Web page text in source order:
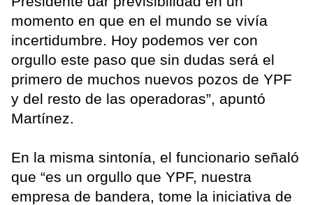
momento en que en el mundo se vivía
incertidumbre. Hoy podemos ver con
orgullo este paso que sin dudas será el
primero de muchos nuevos pozos de YPF
y del resto de las operadoras”, apuntó
Martínez.
En la misma sintonía, el funcionario señaló
que “es un orgullo que YPF, nuestra
empresa de bandera, tome la iniciativa de